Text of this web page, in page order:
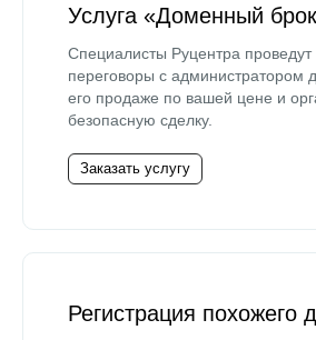
Услуга «Доменный
Специалисты Руцентра проведут
переговоры с администратором
его продаже по вашей цене и
безопасную сделку.
Заказать услугу
Регистрация похожего